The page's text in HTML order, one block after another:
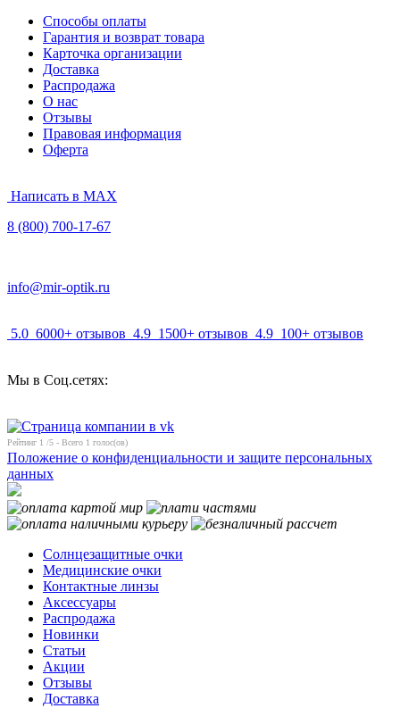
Способы оплаты
Гарантия и возврат товара
Карточка организации
Доставка
Распродажа
О нас
Отзывы
Правовая информация
Оферта
Написать в MAX
8 (800) 700-17-67
info@mir-optik.ru
5.0 6000+ отзывов 4.9 1500+ отзывов 4.9 100+ отзывов
Мы в Соц.сетях:
Рейтинг 1 /5 - Всего 1 голос(ов)
Положение о конфиденциальности и защите персональных
данных
Солнцезащитные очки
Медицинские очки
Контактные линзы
Аксессуары
Распродажа
Новинки
Статьи
Акции
Отзывы
Доставка